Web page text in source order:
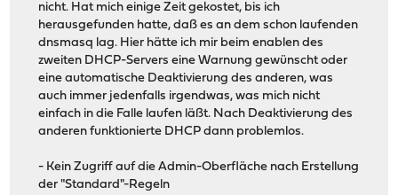
nicht. Hat mich einige Zeit gekostet, bis ich
herausgefunden hatte, daß es an dem schon laufenden
dnsmasq lag. Hier hätte ich mir beim enablen des
zweiten DHCP-Servers eine Warnung gewünscht oder
eine automatische Deaktivierung des anderen, was
auch immer jedenfalls irgendwas, was mich nicht
einfach in die Falle laufen läßt. Nach Deaktivierung des
anderen funktionierte DHCP dann problemlos.
- Kein Zugriff auf die Admin-Oberfläche nach Erstellung
der "Standard"-Regeln